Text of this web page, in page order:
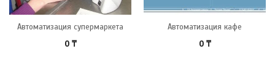
Автоматизация супермаркета
0 ₸
Автоматизация кафе
0 ₸